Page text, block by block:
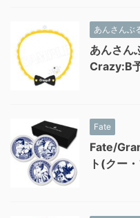
あんさんぶ
あんさん
Crazy:B
Fate
Fate/
ト(クー